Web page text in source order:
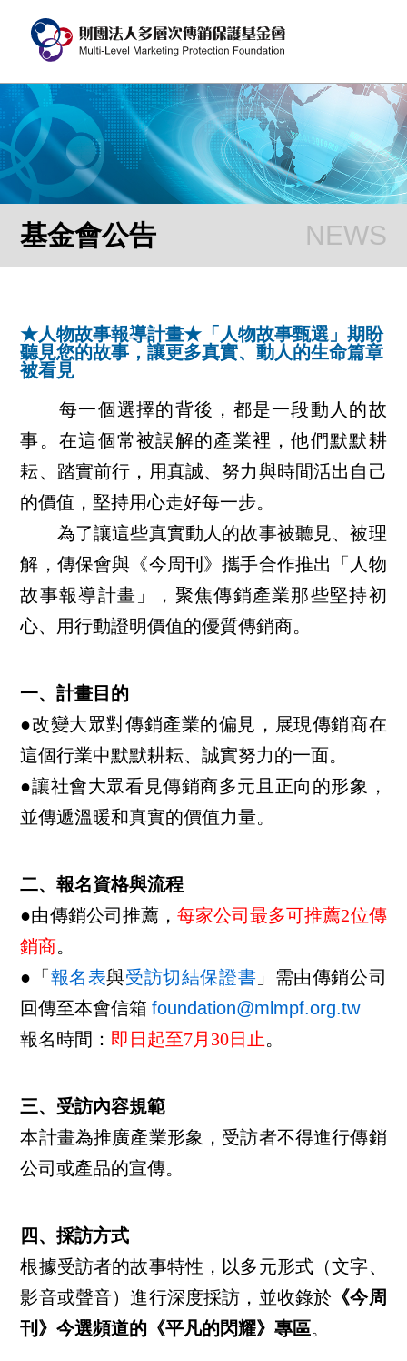
基金會公告
★人物故事報導計畫★「人物故事甄選」期盼
聽見您的故事，讓更多真實、動人的生命篇章
被看見
每一個選擇的背後，都是一段動人的故
事。在這個常被誤解的產業裡，他們默默耕
耘、踏實前行，用真誠、努力與時間活出自己
的價值，堅持用心走好每一步。
為了讓這些真實動人的故事被聽見、被理
解，傳保會與《今周刊》攜手合作推出「人物
故事報導計畫」，聚焦傳銷產業那些堅持初
心、用行動證明價值的優質傳銷商。
一、計畫目的
●改變大眾對傳銷產業的偏見，展現傳銷商在
這個行業中默默耕耘、誠實努力的一面。
●讓社會大眾看見傳銷商多元且正向的形象，
並傳遞溫暖和真實的價值力量。
二、報名資格與流程
●由傳銷公司推薦， 每家公司最多可推薦2位傳
銷商。
●「 報名表與受訪切結保證書 」需由傳銷公司
回傳至本會信箱foundation@mlmpf.org.tw
報名時間： 即日起至7月30日止。
三、受訪內容規範
本計畫為推廣產業形象，受訪者不得進行傳銷
公司或產品的宣傳。
四、採訪方式
根據受訪者的故事特性，以多元形式（文字、
影音或聲音）進行深度採訪，並收錄於 《今周
刊》今選頻道的《平凡的閃耀》專區。